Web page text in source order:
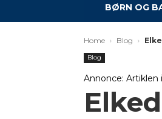
BØRN OG
Home Blog
Blog
Annonce: